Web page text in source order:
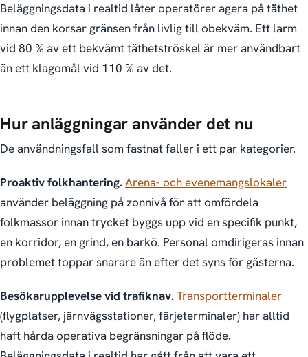
Beläggningsdata i realtid låter operatörer agera på täthet
innan den korsar gränsen från livlig till obekväm. Ett larm
vid 80 % av ett bekvämt täthets­tröskel är mer användbart
än ett klagomål vid 110 % av det.
Hur anläggningar använder det nu
De användnings­fall som fastnat faller i ett par kategorier.
Proaktiv folkhantering.Arena- och evenemangs­lokaler
använder beläggning på zonnivå för att omfördela
folkmassor innan trycket byggs upp vid en specifik punkt,
en korridor, en grind, en barkö. Personal omdirigeras innan
problemet toppar snarare än efter det syns för gästerna.
Besökarupplevelse vid trafiknav.Transportterminaler
(flygplatser, järnvägs­stationer, färjeterminaler) har alltid
haft hårda operativa begränsningar på flöde.